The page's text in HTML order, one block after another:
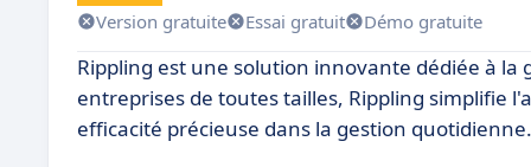
Version gratuite Essai gratuit Démo gratuite
Rippling est une solution innovante dédiée à la
entreprises de toutes tailles, Rippling simplifie
efficacité précieuse dans la gestion quotidienne.